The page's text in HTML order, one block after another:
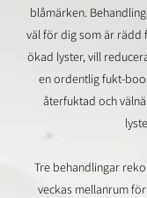
blåmärken.
väl för dig som är rädd
ökad lyster, vill
en ordentlig fukt-
återfuktad och
Tre behandlingar
veckas mellanrum